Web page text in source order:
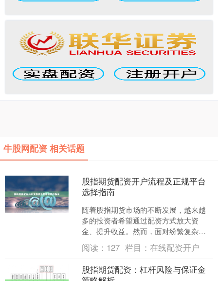
牛股网配资 相关话题
股指期货配资开户流程及正规平台
选择指南
随着股指期货市场的不断发展，越来越
多的投资者希望通过配资方式放大资
金、提升收益。然而，面对纷繁复杂的
配资渠道和开户流程，如何选择正规平
台、顺利完成开户，成为投资....
阅读： 127 栏目：在线配资开户
股指期货配资：杠杆风险与保证金